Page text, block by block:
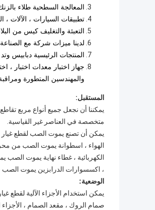
المعالجة السطحية طلاء
تطبيقات السيارات ، الآلات ،
التعبئة والتغليف كيس من
لدينا ميزات شركة مع الصناعة
المنتجات الرئيسية دبابيس
جهاز اختبار معدات اختبار ،
والمهندسين المتطورة
المستقبل:
يمكننا أن نجعل جميع أنواع مربع
متخصصة في العناصر غير القياسية.
يمكن أن تصنع يموت الصب لقطع
الهواء ، اسطوانة يموت الصب من
الكهربائية ، غطاء نهاية يموت
، اكسسوارات الدرابزين يموت
الوضعية:
يمكن استخدام الأجزاء الآلية لقطع
صمام الروك ، مقعد الصمام ، الأجزاء